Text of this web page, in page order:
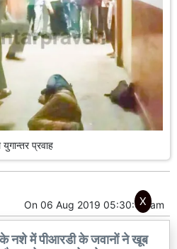
युगान्तर प्रवाह
On 06 Aug 2019 05:30:00 am
नशे में पीआरडी के जवानों ने खूब
X